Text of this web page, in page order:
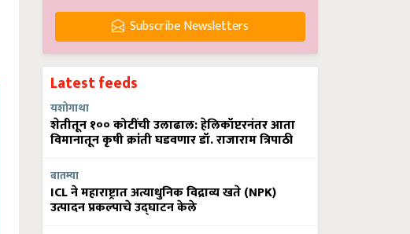
Subscribe Newsletters
Latest feeds
यशोगाथा
शेतीतून १०० कोटींची उलाढाल: हेलिकॉप्टरनंतर आता
विमानातून कृषी क्रांती घडवणार डॉ. राजाराम त्रिपाठी
बातम्या
ICL ने महाराष्ट्रात अत्याधुनिक विद्राव्य खते (NPK)
उत्पादन प्रकल्पाचे उद्घाटन केले